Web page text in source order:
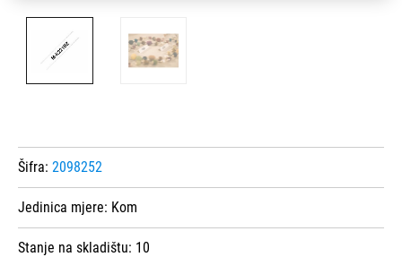
Šifra: 2098252
Jedinica mjere: Kom
Stanje na skladištu: 10